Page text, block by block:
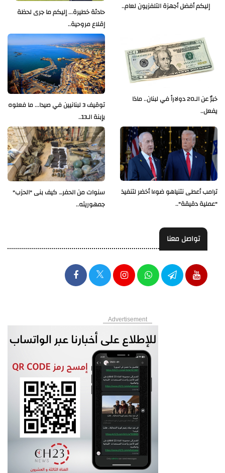
حادثة خطيرة... إليكم ما جرى لحظة
إقلاع مروحية..
إليكم أفضل أجهزة التلفزيون لعام..
توقيف 3 لبنانيين في صيدا... ما فعلوه
بإبنة الـ13..
خبرٌ عن الـ20 دولاراً في لبنان.. ماذا
يفعل..
سنوات من الحفر… كيف بنى "الحزب"
جمهوريته..
ترامب أعطى نتنياهو ضوءا أخضر لتنفيذ
"عملية دقيقة"..
تواصل معنا
Advertisement